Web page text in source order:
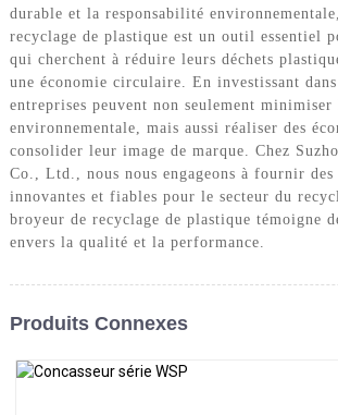
durable et la responsabilité
recyclage de plastique est un outil essentiel
qui cherchent à réduire leurs déchets
une économie circulaire. En investissant
entreprises peuvent non seulement
environnementale, mais aussi réaliser des
consolider leur image de marque. Chez
Co., Ltd., nous nous engageons à fournir des
innovantes et fiables pour le secteur du
broyeur de recyclage de plastique témoigne
envers la qualité et la performance.
Produits Connexes